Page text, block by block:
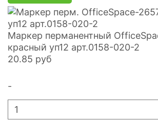
Маркер перманентный
красный уп12 арт.0158-020-2
20.85 руб
-